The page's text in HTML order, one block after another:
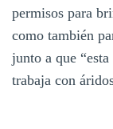
permisos para
como también
junto a que
trabaja con